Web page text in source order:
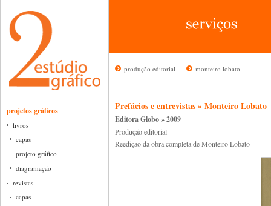
projetos gráficos
livros
capas
projeto gráfico
diagramação
revistas
capas
produção editorial monteiro lobato
Prefácios e entrevistas » Monteiro Lobato
Editora Globo » 2009
Produção editorial
Reedição da obra completa de Monteiro Lobato